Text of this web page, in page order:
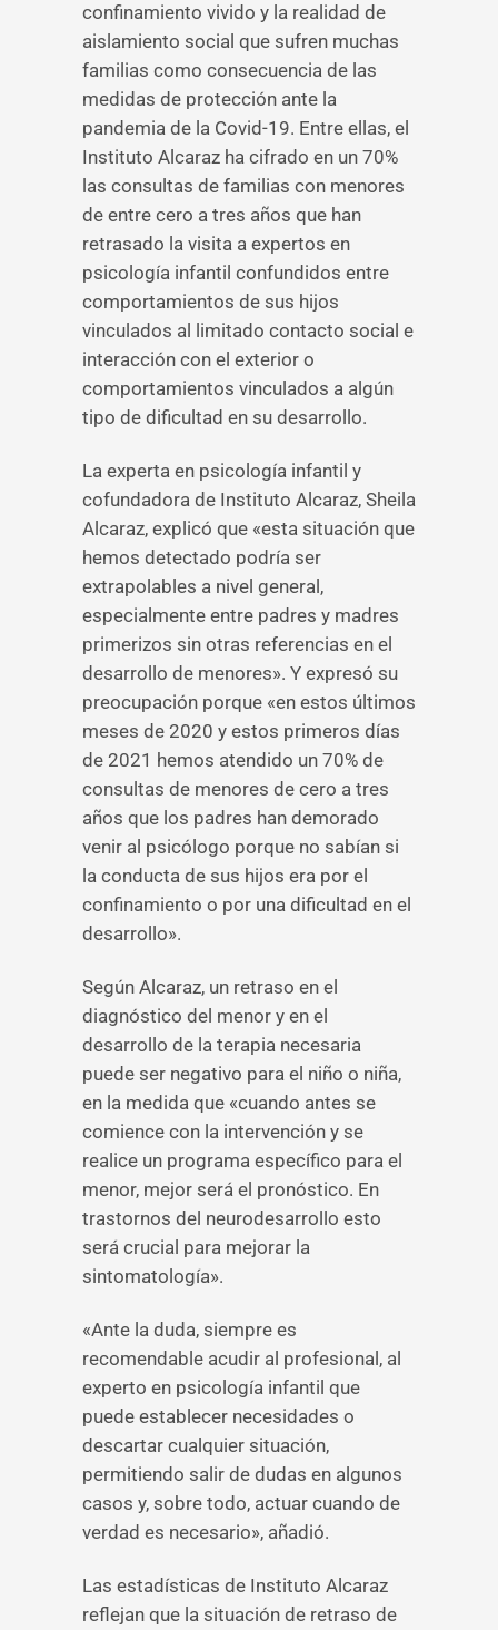
confinamiento vivido y la realidad de
aislamiento social que sufren muchas
familias como consecuencia de las
medidas de protección ante la
pandemia de la Covid-19. Entre ellas, el
Instituto Alcaraz ha cifrado en un 70%
las consultas de familias con menores
de entre cero a tres años que han
retrasado la visita a expertos en
psicología infantil confundidos entre
comportamientos de sus hijos
vinculados al limitado contacto social e
interacción con el exterior o
comportamientos vinculados a algún
tipo de dificultad en su desarrollo.
La experta en psicología infantil y
cofundadora de Instituto Alcaraz, Sheila
Alcaraz, explicó que «esta situación que
hemos detectado podría ser
extrapolables a nivel general,
especialmente entre padres y madres
primerizos sin otras referencias en el
desarrollo de menores». Y expresó su
preocupación porque «en estos últimos
meses de 2020 y estos primeros días
de 2021 hemos atendido un 70% de
consultas de menores de cero a tres
años que los padres han demorado
venir al psicólogo porque no sabían si
la conducta de sus hijos era por el
confinamiento o por una dificultad en el
desarrollo».
Según Alcaraz, un retraso en el
diagnóstico del menor y en el
desarrollo de la terapia necesaria
puede ser negativo para el niño o niña,
en la medida que «cuando antes se
comience con la intervención y se
realice un programa específico para el
menor, mejor será el pronóstico. En
trastornos del neurodesarrollo esto
será crucial para mejorar la
sintomatología».
«Ante la duda, siempre es
recomendable acudir al profesional, al
experto en psicología infantil que
puede establecer necesidades o
descartar cualquier situación,
permitiendo salir de dudas en algunos
casos y, sobre todo, actuar cuando de
verdad es necesario», añadió.
Las estadísticas de Instituto Alcaraz
reflejan que la situación de retraso de